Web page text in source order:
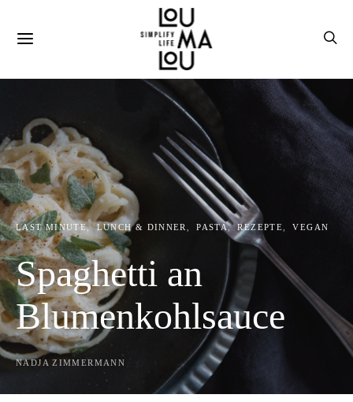
LAST MINUTE LUNCH & DINNER PASTA REZEPTE VEGAN
Spaghetti an
Blumenkohlsauce
NADJA ZIMMERMANN